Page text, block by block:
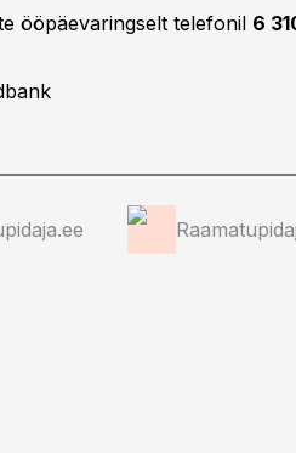
ööpäevaringselt telefonil 6